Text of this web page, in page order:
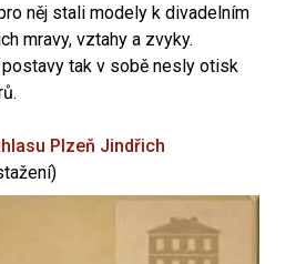
něj stali modely k divadelním
mravy, vztahy a zvyky.
tak v sobě nesly otisk
Plzeň Jindřich